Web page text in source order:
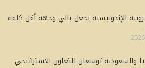
الإندونيسية يجعل بالي وجهة أقل كلفة
والسعودية توسعان التعاون الاستراتيجي